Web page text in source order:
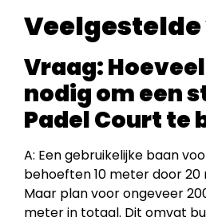
Vraag:
nodig om een
Padel Court te
A: Een gebruikelijke baan
behoeften 10 meter door 20
Maar plan voor ongeveer
meter in totaal. Dit omvat